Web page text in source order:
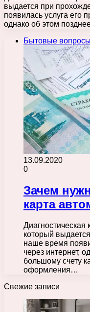
выдается при
появилась услуга его
однако об этом
Бытовые вопросы
13.09.2020
0
Зачем
карта
Диагностическая
который
наше время
через интернет,
большому счету
оформления…
Свежие записи